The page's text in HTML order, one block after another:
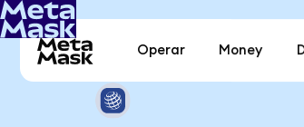
Operar Money